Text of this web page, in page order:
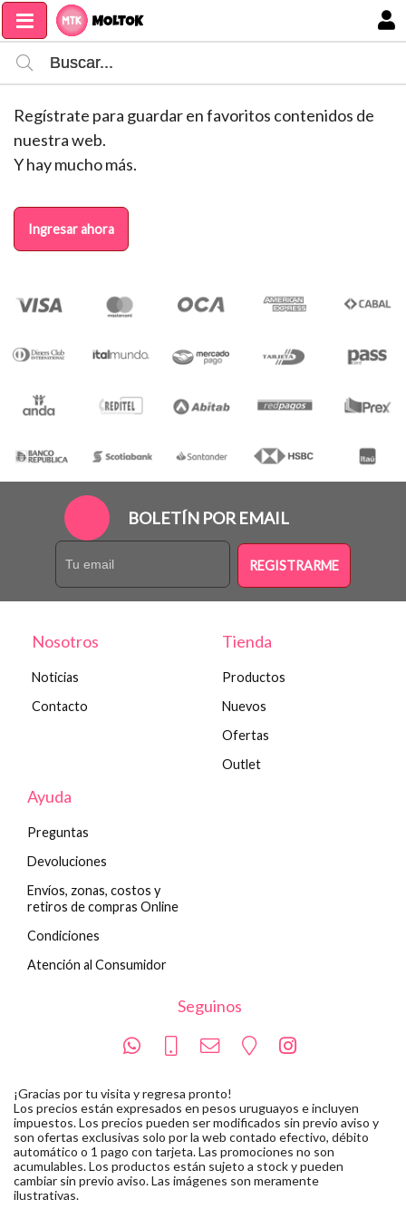
Regístrate para guardar en favoritos contenidos de
nuestra web.
Y hay mucho más.
Ingresar ahora
BOLETÍN POR EMAIL
REGISTRARME
Nosotros
Noticias
Contacto
Tienda
Productos
Nuevos
Ofertas
Outlet
Ayuda
Preguntas
Devoluciones
Envíos, zonas, costos y
retiros de compras Online
Condiciones
Atención al Consumidor
Seguinos
¡Gracias por tu visita y regresa pronto!
Los precios están expresados en pesos uruguayos e incluyen
impuestos. Los precios pueden ser modificados sin previo aviso y
son ofertas exclusivas solo por la web contado efectivo, débito
automático o 1 pago con tarjeta. Las promociones no son
acumulables. Los productos están sujeto a stock y pueden
cambiar sin previo aviso. Las imágenes son meramente
ilustrativas.